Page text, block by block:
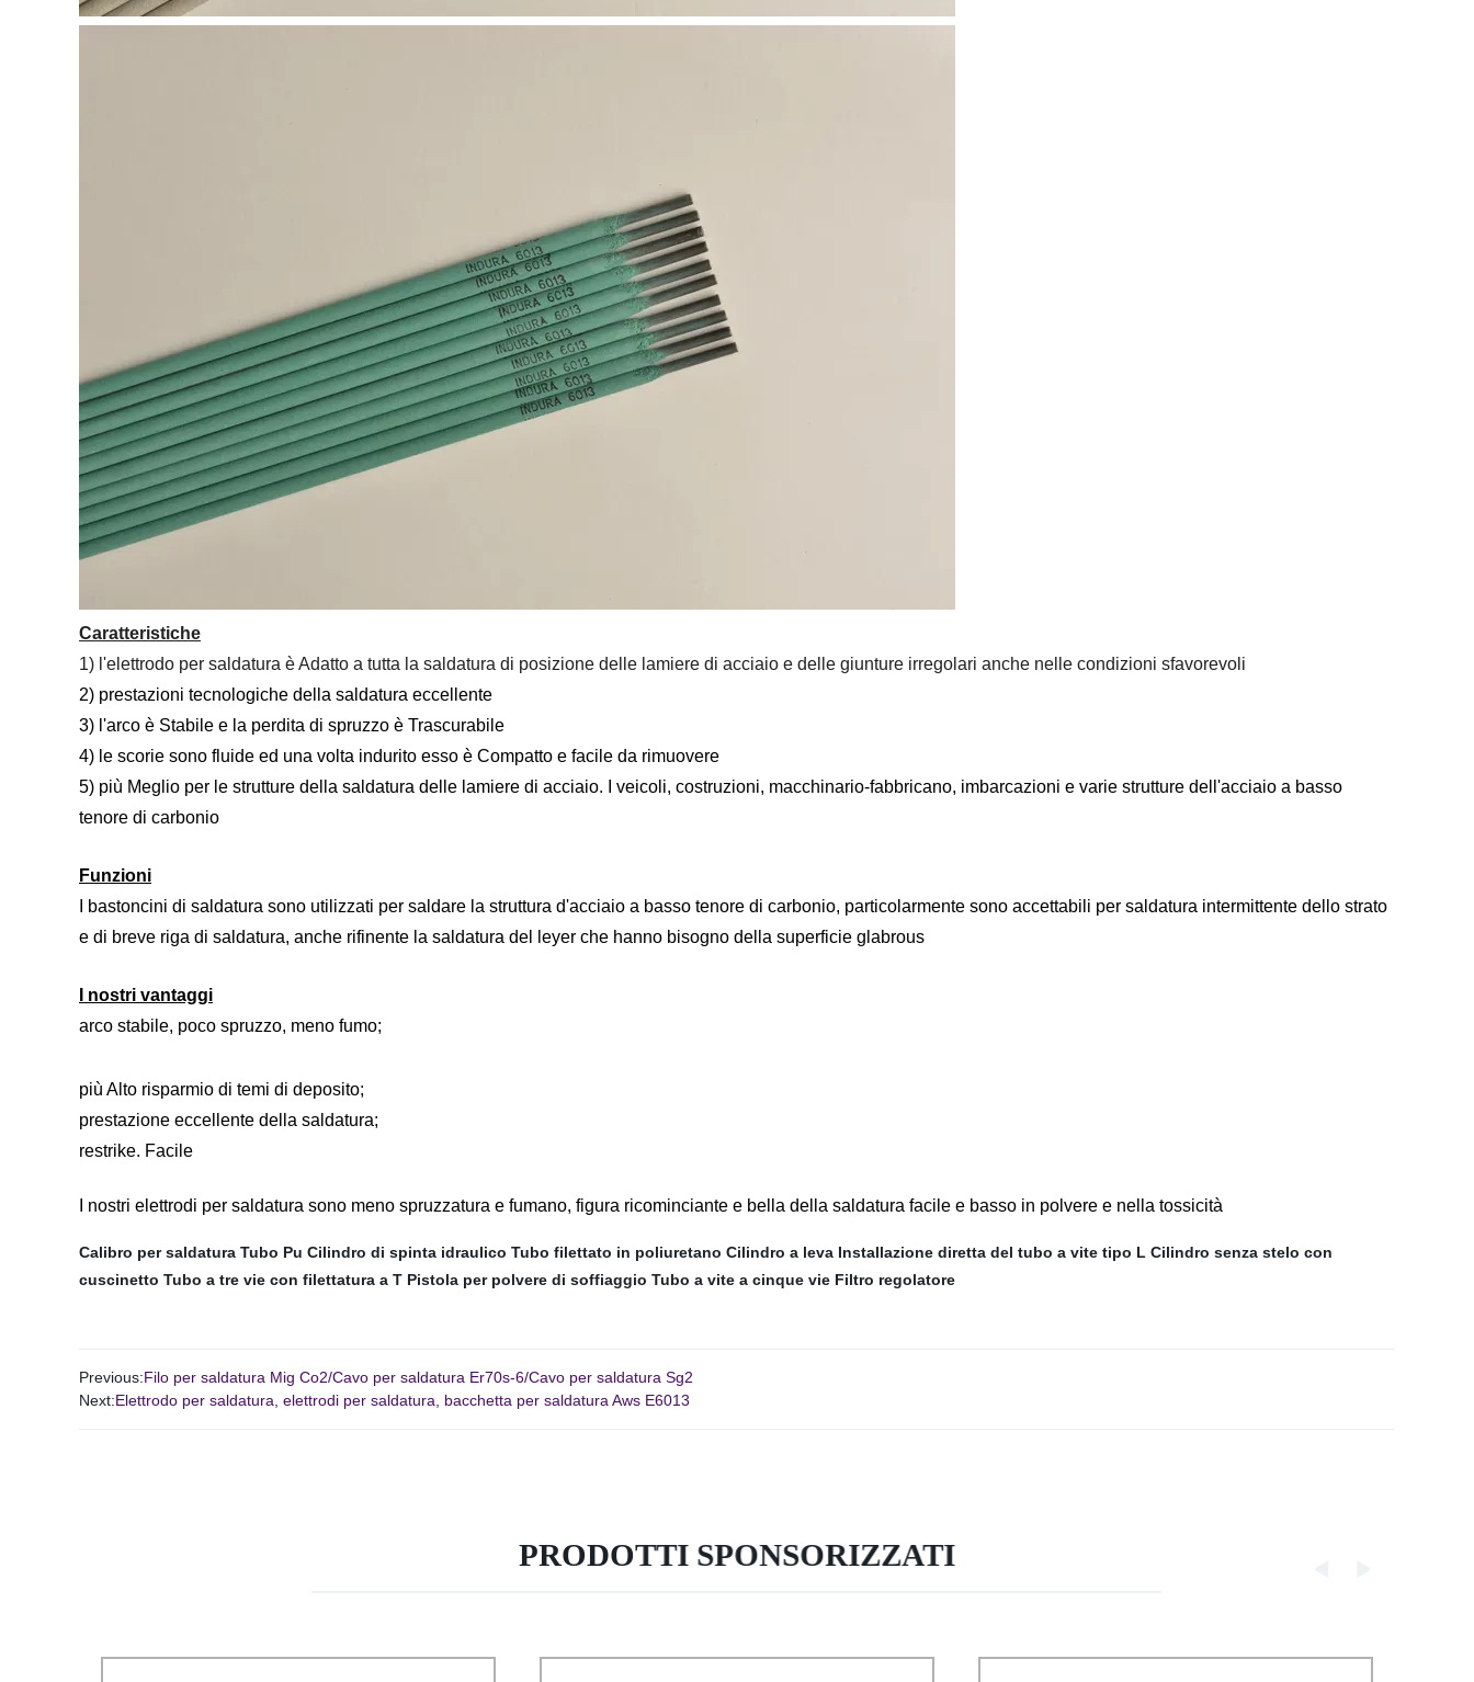
Caratteristiche
1) l'elettrodo per saldatura è Adatto a tutta la saldatura di posizione delle lamiere di acciaio e delle giunture irregolari anche nelle condizioni sfavorevoli
2) prestazioni tecnologiche della saldatura eccellente
3) l'arco è Stabile e la perdita di spruzzo è Trascurabile
4) le scorie sono fluide ed una volta indurito esso è Compatto e facile da rimuovere
5) più Meglio per le strutture della saldatura delle lamiere di acciaio. I veicoli, costruzioni, macchinario-fabbricano, imbarcazioni e varie strutture dell'acciaio a basso
tenore di carbonio
Funzioni
I bastoncini di saldatura sono utilizzati per saldare la struttura d'acciaio a basso tenore di carbonio, particolarmente sono accettabili per saldatura intermittente dello strato
e di breve riga di saldatura, anche rifinente la saldatura del leyer che hanno bisogno della superficie glabrous
I nostri vantaggi
arco stabile, poco spruzzo, meno fumo;
più Alto risparmio di temi di deposito;
prestazione eccellente della saldatura;
restrike. Facile
I nostri elettrodi per saldatura sono meno spruzzatura e fumano, figura ricominciante e bella della saldatura facile e basso in polvere e nella tossicità
Calibro per saldatura Tubo Pu Cilindro di spinta idraulico Tubo filettato in poliuretano Cilindro a leva Installazione diretta del tubo a vite tipo L Cilindro senza stelo con
cuscinetto Tubo a tre vie con filettatura a T Pistola per polvere di soffiaggio Tubo a vite a cinque vie Filtro regolatore
Previous:Filo per saldatura Mig Co2/Cavo per saldatura Er70s-6/Cavo per saldatura Sg2
Next:Elettrodo per saldatura, elettrodi per saldatura, bacchetta per saldatura Aws E6013
PRODOTTI SPONSORIZZATI